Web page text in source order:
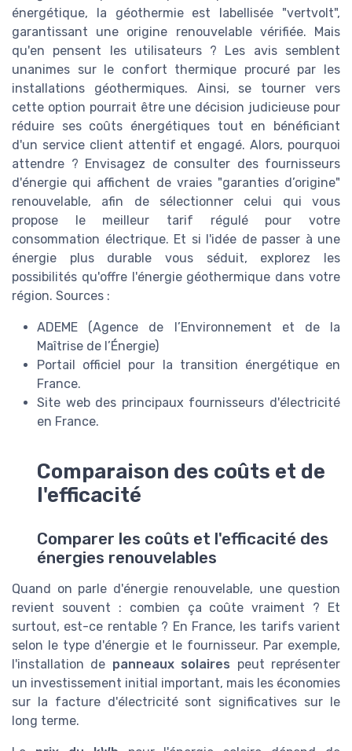
énergétique, la géothermie est labellisée "vertvolt",
garantissant une origine renouvelable vérifiée. Mais
qu'en pensent les utilisateurs ? Les avis semblent
unanimes sur le confort thermique procuré par les
installations géothermiques. Ainsi, se tourner vers
cette option pourrait être une décision judicieuse pour
réduire ses coûts énergétiques tout en bénéficiant
d'un service client attentif et engagé. Alors, pourquoi
attendre ? Envisagez de consulter des fournisseurs
d'énergie qui affichent de vraies "garanties d’origine"
renouvelable, afin de sélectionner celui qui vous
propose le meilleur tarif régulé pour votre
consommation électrique. Et si l'idée de passer à une
énergie plus durable vous séduit, explorez les
possibilités qu'offre l'énergie géothermique dans votre
région. Sources :
ADEME (Agence de l’Environnement et de la
Maîtrise de l’Énergie)
Portail officiel pour la transition énergétique en
France.
Site web des principaux fournisseurs d'électricité
en France.
Comparaison des coûts et de
l'efficacité
Comparer les coûts et l'efficacité des
énergies renouvelables
Quand on parle d'énergie renouvelable, une question
revient souvent : combien ça coûte vraiment ? Et
surtout, est-ce rentable ? En France, les tarifs varient
selon le type d'énergie et le fournisseur. Par exemple,
l'installation de panneaux solaires peut représenter
un investissement initial important, mais les économies
sur la facture d'électricité sont significatives sur le
long terme.